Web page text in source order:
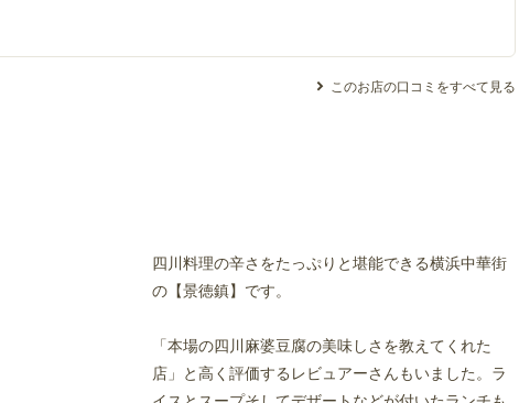
このお店の口コミをすべて見る
四川料理の辛さをたっぷりと堪能できる横浜中華街
の【景徳鎮】です。
「本場の四川麻婆豆腐の美味しさを教えてくれた
店」と高く評価するレビュアーさんもいました。ラ